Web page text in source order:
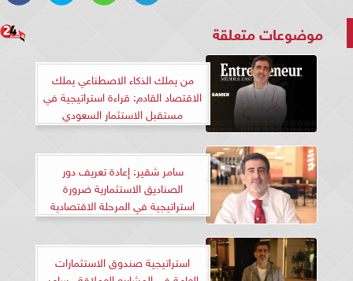
موضوعات متعلقة
من يملك الذكاء الاصطناعي يملك
الاقتصاد القادم: قراءة استراتيجية في
مستقبل الاستثمار السعودي
سامر شقير: إعادة تعريف دور
الصناديق الاستثمارية ضرورة
استراتيجية في المرحلة الاقتصادية
الراهنة
استراتيجية صندوق الاستثمارات